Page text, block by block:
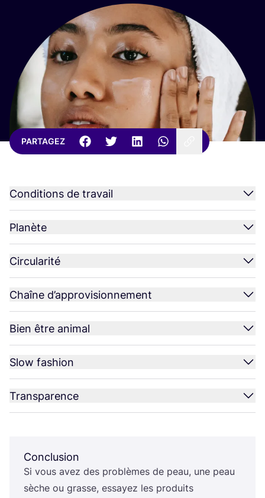
PARTAGEZ
Conditions de travail
Planète
Circularité
Chaîne d’approvisionnement
Bien être animal
Slow fashion
Transparence
Conclusion
Si vous avez des pro­blèmes de peau, une peau
sèche ou grasse, essayez les pro­duits